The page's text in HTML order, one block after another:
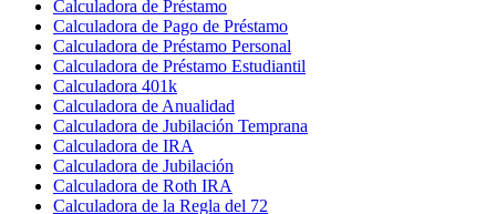
Calculadora de Préstamo
Calculadora de Pago de Préstamo
Calculadora de Préstamo Personal
Calculadora de Préstamo Estudiantil
Calculadora 401k
Calculadora de Anualidad
Calculadora de Jubilación Temprana
Calculadora de IRA
Calculadora de Jubilación
Calculadora de Roth IRA
Calculadora de la Regla del 72